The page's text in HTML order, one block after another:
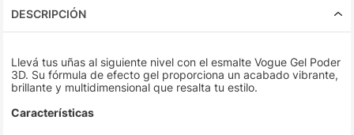
DESCRIPCIÓN
Llevá tus uñas al siguiente nivel con el esmalte Vogue Gel Poder
3D. Su fórmula de efecto gel proporciona un acabado vibrante,
brillante y multidimensional que resalta tu estilo.
Características